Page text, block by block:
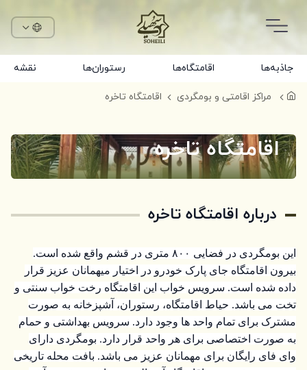
جاذبه‌ها اقامتگاه‌ها رستوران‌ها نقشه
مراکز اقامتی و بومگردی اقامتگاه تاخره
اقامتگاه تاخره
درباره اقامتگاه تاخره
این بومگردی در فضایی ۸۰۰ متری در قشم واقع شده است.
بیرون اقامتگاه جای پارک خودرو در اختیار میهمانان عزیز قرار
داده شده است. سرویس خواب این اقامتگاه رخت خواب سنتی و
تخت می باشد. حیاط اقامتگاه، رستوران، آشپزخانه به صورت
مشترک برای تمام واحد ها وجود دارد. سرویس بهداشتی و حمام
به صورت اختصاصی برای هر واحد قرار دارد. بومگردی دارای
وای فای رایگان برای مهمانان عزیز می باشد. بافت محله تاریخی